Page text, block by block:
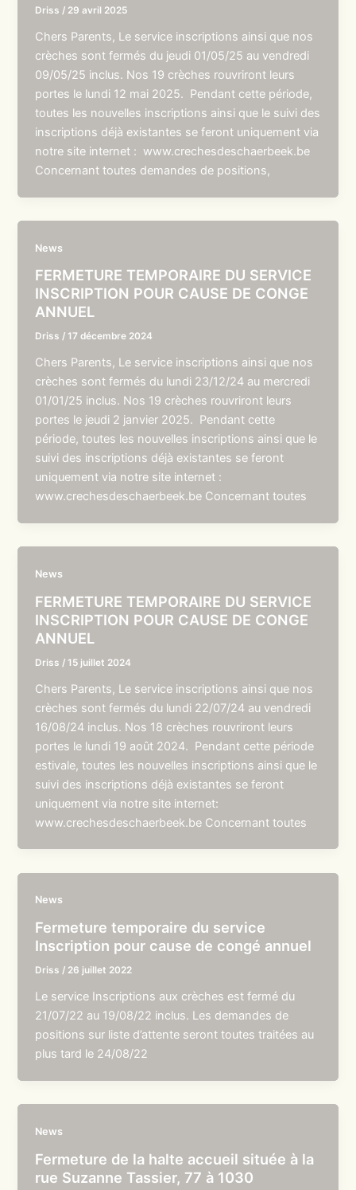
Driss / 29 avril 2025
Chers Parents, Le service inscriptions ainsi que nos
crèches sont fermés du jeudi 01/05/25 au vendredi
09/05/25 inclus. Nos 19 crèches rouvriront leurs
portes le lundi 12 mai 2025. Pendant cette période,
toutes les nouvelles inscriptions ainsi que le suivi des
inscriptions déjà existantes se feront uniquement via
notre site internet : www.crechesdeschaerbeek.be
Concernant toutes demandes de positions,
News
FERMETURE TEMPORAIRE DU SERVICE
INSCRIPTION POUR CAUSE DE CONGE
ANNUEL
Driss /17 décembre 2024
Chers Parents, Le service inscriptions ainsi que nos
crèches sont fermés du lundi 23/12/24 au mercredi
01/01/25 inclus. Nos 19 crèches rouvriront leurs
portes le jeudi 2 janvier 2025. Pendant cette
période, toutes les nouvelles inscriptions ainsi que le
suivi des inscriptions déjà existantes se feront
uniquement via notre site internet :
www.crechesdeschaerbeek.be Concernant toutes
News
FERMETURE TEMPORAIRE DU SERVICE
INSCRIPTION POUR CAUSE DE CONGE
ANNUEL
Driss /15 juillet 2024
Chers Parents, Le service inscriptions ainsi que nos
crèches sont fermés du lundi 22/07/24 au vendredi
16/08/24 inclus. Nos 18 crèches rouvriront leurs
portes le lundi 19 août 2024. Pendant cette période
estivale, toutes les nouvelles inscriptions ainsi que le
suivi des inscriptions déjà existantes se feront
uniquement via notre site internet:
www.crechesdeschaerbeek.be Concernant toutes
News
Fermeture temporaire du service
Inscription pour cause de congé annuel
Driss / 26 juillet 2022
Le service Inscriptions aux crèches est fermé du
21/07/22 au 19/08/22 inclus. Les demandes de
positions sur liste d’attente seront toutes traitées au
plus tard le 24/08/22
News
Fermeture de la halte accueil située à la
rue Suzanne Tassier, 77 à 1030